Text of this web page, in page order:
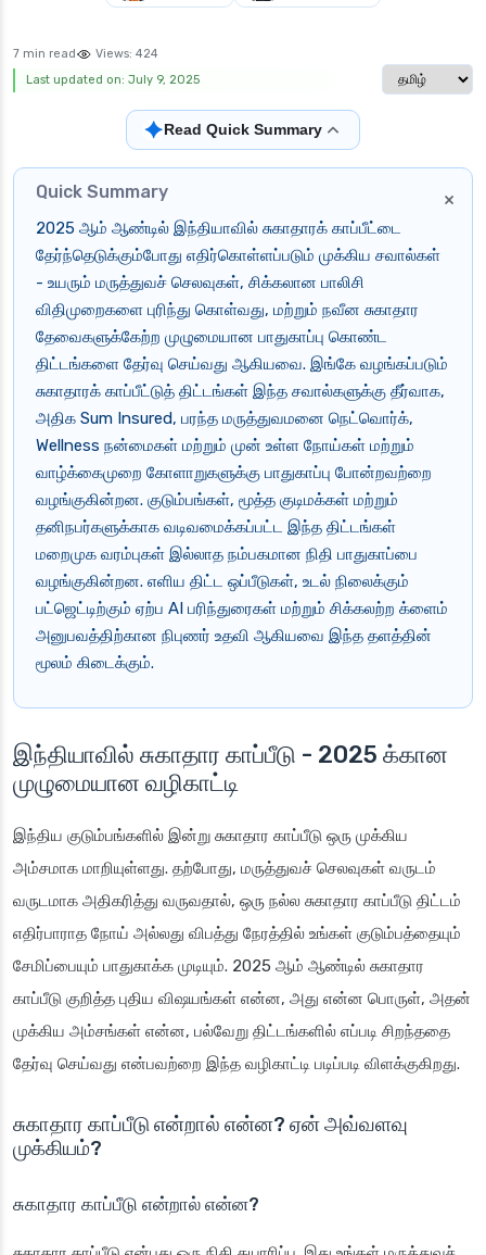
7 min read Views: 424
Select
Last updated on: July 9, 2025
✦Read Quick Summary
×
Quick Summary
2025 ஆம் ஆண்டில் இந்தியாவில் சுகாதாரக் காப்பீட்டை
தேர்ந்தெடுக்கும்போது எதிர்கொள்ளப்படும் முக்கிய சவால்கள்
- உயரும் மருத்துவச் செலவுகள், சிக்கலான பாலிசி
விதிமுறைகளை புரிந்து கொள்வது, மற்றும் நவீன சுகாதார
தேவைகளுக்கேற்ற முழுமையான பாதுகாப்பு கொண்ட
திட்டங்களை தேர்வு செய்வது ஆகியவை. இங்கே வழங்கப்படும்
சுகாதாரக் காப்பீட்டுத் திட்டங்கள் இந்த சவால்களுக்கு தீர்வாக,
அதிக Sum Insured, பரந்த மருத்துவமனை நெட்வொர்க்,
Wellness நன்மைகள் மற்றும் முன் உள்ள நோய்கள் மற்றும்
வாழ்க்கைமுறை கோளாறுகளுக்கு பாதுகாப்பு போன்றவற்றை
வழங்குகின்றன. குடும்பங்கள், மூத்த குடிமக்கள் மற்றும்
தனிநபர்களுக்காக வடிவமைக்கப்பட்ட இந்த திட்டங்கள்
மறைமுக வரம்புகள் இல்லாத நம்பகமான நிதி பாதுகாப்பை
வழங்குகின்றன. எளிய திட்ட ஒப்பீடுகள், உடல் நிலைக்கும்
பட்ஜெட்டிற்கும் ஏற்ப AI பரிந்துரைகள் மற்றும் சிக்கலற்ற க்ளைம்
அனுபவத்திற்கான நிபுணர் உதவி ஆகியவை இந்த தளத்தின்
மூலம் கிடைக்கும்.
இந்தியாவில் சுகாதார காப்பீடு - 2025 க்கான
முழுமையான வழிகாட்டி
இந்திய குடும்பங்களில் இன்று சுகாதார காப்பீடு ஒரு முக்கிய
அம்சமாக மாறியுள்ளது. தற்போது, மருத்துவச் செலவுகள் வருடம்
வருடமாக அதிகரித்து வருவதால், ஒரு நல்ல சுகாதார காப்பீடு திட்டம்
எதிர்பாராத நோய் அல்லது விபத்து நேரத்தில் உங்கள் குடும்பத்தையும்
சேமிப்பையும் பாதுகாக்க முடியும். 2025 ஆம் ஆண்டில் சுகாதார
காப்பீடு குறித்த புதிய விஷயங்கள் என்ன, அது என்ன பொருள், அதன்
முக்கிய அம்சங்கள் என்ன, பல்வேறு திட்டங்களில் எப்படி சிறந்ததை
தேர்வு செய்வது என்பவற்றை இந்த வழிகாட்டி படிப்படி விளக்குகிறது.
சுகாதார காப்பீடு என்றால் என்ன? ஏன் அவ்வளவு
முக்கியம்?
சுகாதார காப்பீடு என்றால் என்ன?